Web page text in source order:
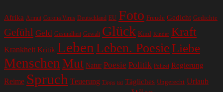
Afrika Armut Corona Virus Deutschland EU Foto Freude Gedicht Gedichte
Gefühl Geld Gesundheit Gewalt Glück Kind Kinder Kraft
Krankheit Kritik Leben Leben. Poesie Liebe
Menschen Mut Natur Poesie Politik Polizei Regierung
Reime Spruch Teuerung Tipps tot Tägliches Ungerecht Urlaub